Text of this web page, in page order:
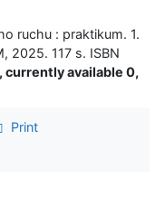
ruchu : praktikum. 1.
2025. 117 s. ISBN
currently available 0,
Print